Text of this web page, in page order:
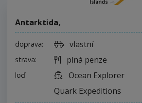
Antarktida,
doprava: vlastní
strava: plná penze
loď
Ocean Explorer
Quark Expeditions